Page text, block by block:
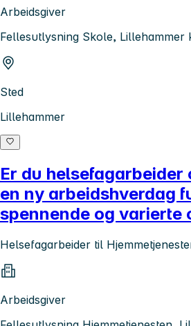
Arbeidsgiver
Fellesutlysning Skole, Lillehammer
Sted
Lillehammer
Er du helsefagarbeider
en ny arbeidshverdag
spennende og varierte
Helsefagarbeider til
Arbeidsgiver